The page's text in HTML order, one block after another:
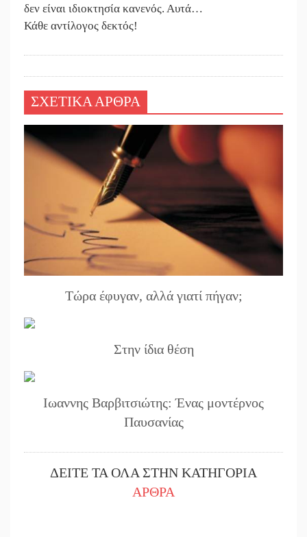
δεν είναι ιδιοκτησία κανενός. Αυτά…
Κάθε αντίλογος δεκτός!
ΣΧΕΤΙΚΑ ΑΡΘΡΑ
Τώρα έφυγαν, αλλά γιατί πήγαν;
Στην ίδια θέση
Ιωαννης Βαρβιτσιώτης: Ένας μοντέρνος
Παυσανίας
ΔΕΙΤΕ ΤΑ ΟΛΑ ΣΤΗΝ ΚΑΤΗΓΟΡΙΑ
ΑΡΘΡΑ